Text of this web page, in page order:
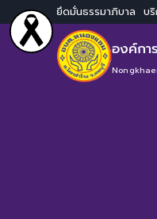
ยึดมั่นธรรมาภิบาล บริ
องค์กา